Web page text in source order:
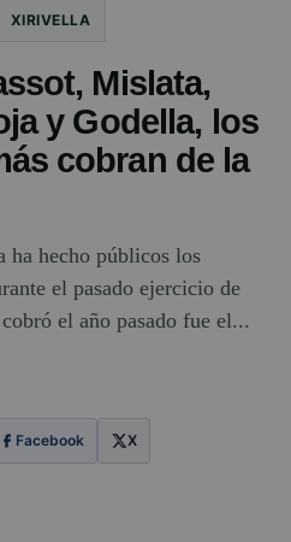
XIRIVELLA
Mislata,
y Godella, los
cobran de la
ha hecho públicos los
el pasado ejercicio de
el año pasado fue el...
Facebook X